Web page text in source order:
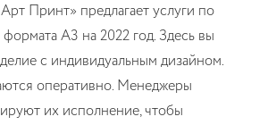
Принт» предлагает услуги по
А3 на 2022 год. Здесь вы
с индивидуальным дизайном.
оперативно. Менеджеры
их исполнение, чтобы